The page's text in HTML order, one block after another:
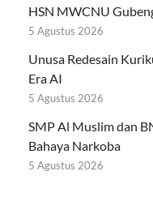
HSN MWCNU
5 Agustus 2026
Unusa Redesain
Era AI
5 Agustus 2026
SMP Al Muslim dan
Bahaya Narkoba
5 Agustus 2026